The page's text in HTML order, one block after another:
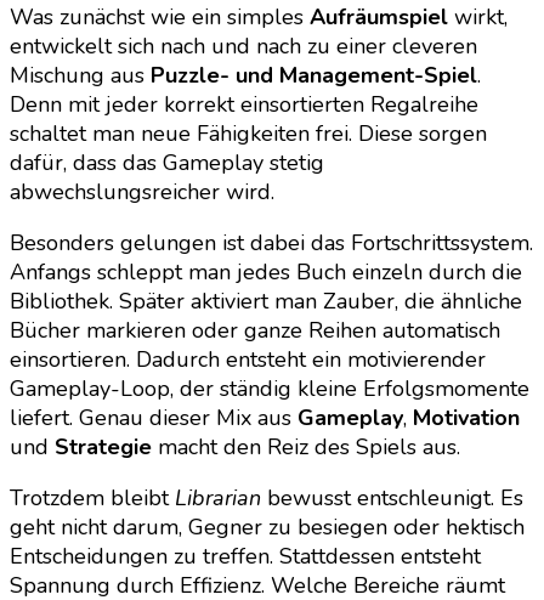
Was zunächst wie ein simples Aufräumspiel wirkt,
entwickelt sich nach und nach zu einer cleveren
Mischung aus Puzzle- und Management-Spiel.
Denn mit jeder korrekt einsortierten Regalreihe
schaltet man neue Fähigkeiten frei. Diese sorgen
dafür, dass das Gameplay stetig
abwechslungsreicher wird.
Besonders gelungen ist dabei das Fortschrittssystem.
Anfangs schleppt man jedes Buch einzeln durch die
Bibliothek. Später aktiviert man Zauber, die ähnliche
Bücher markieren oder ganze Reihen automatisch
einsortieren. Dadurch entsteht ein motivierender
Gameplay-Loop, der ständig kleine Erfolgsmomente
liefert. Genau dieser Mix aus Gameplay, Motivation
und Strategie macht den Reiz des Spiels aus.
Trotzdem bleibt Librarian bewusst entschleunigt. Es
geht nicht darum, Gegner zu besiegen oder hektisch
Entscheidungen zu treffen. Stattdessen entsteht
Spannung durch Effizienz. Welche Bereiche räumt